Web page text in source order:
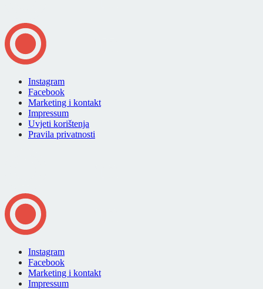
Instagram
Facebook
Marketing i kontakt
Impressum
Uvjeti korištenja
Pravila privatnosti
Instagram
Facebook
Marketing i kontakt
Impressum